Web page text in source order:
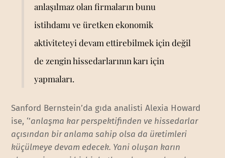
anlaşılmaz olan firmaların bunu
istihdamı ve üretken ekonomik
aktiviteteyi devam ettirebilmek için değil
de zengin hissedarlarının karı için
yapmaları.
Sanford Bernstein’da gıda analisti Alexia Howard
ise, ‘’anlaşma kar perspektifinden ve hissedarlar
açısından bir anlama sahip olsa da üretimleri
küçülmeye devam edecek. Yani oluşan karın